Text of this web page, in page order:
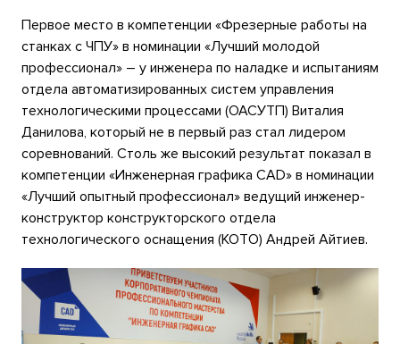
Первое место в компетенции «Фрезерные работы на
станках с ЧПУ» в номинации «Лучший молодой
профессионал» – у инженера по наладке и испытаниям
отдела автоматизированных систем управления
технологическими процессами (ОАСУТП) Виталия
Данилова, который не в первый раз стал лидером
соревнований. Столь же высокий результат показал в
компетенции «Инженерная графика CAD» в номинации
«Лучший опытный профессионал» ведущий инженер-
конструктор конструкторского отдела
технологического оснащения (КОТО) Андрей Айтиев.